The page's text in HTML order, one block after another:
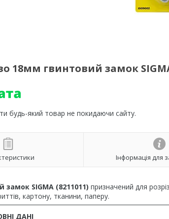
18мм гвинтовий замок
будь-який товар не покидаючи сайту.
Інформація для
SIGMA (8211011) призначений для
картону, тканини, паперу.
ДАНІ